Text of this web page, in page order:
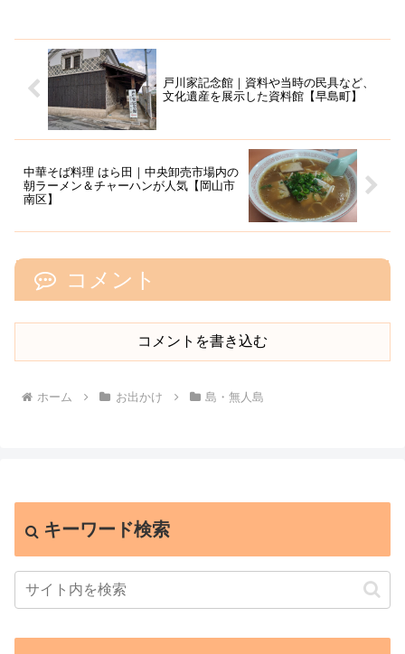
戸川家記念館｜資料や当時の民具など、
文化遺産を展示した資料館【早島町】
中華そば料理 はら田｜中央卸売市場内の
朝ラーメン＆チャーハンが人気【岡山市
南区】
コメント
コメントを書き込む
ホーム お出かけ 島・無人島
キーワード検索